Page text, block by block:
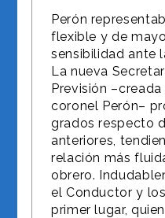
Perón
flexible y de
sensibilidad ante
La nueva
Previsión
coronel Perón–
grados respecto
anteriores,
relación más
obrero.
el Conductor y
primer lugar,